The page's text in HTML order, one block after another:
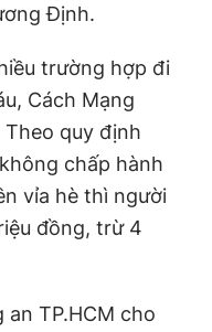
Định.
trường hợp đi
Cách Mạng
Theo quy định
chấp hành
vỉa hè thì người
đồng, trừ 4
an TP.HCM cho